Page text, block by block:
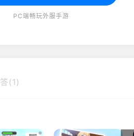
PC端畅玩外服手游
(1)